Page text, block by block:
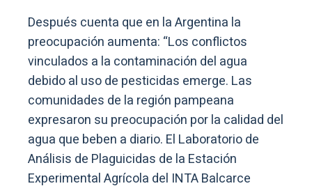
Después cuenta que en la Argentina la
preocupación aumenta: “Los conflictos
vinculados a la contaminación del agua
debido al uso de pesticidas emerge. Las
comunidades de la región pampeana
expresaron su preocupación por la calidad del
agua que beben a diario. El Laboratorio de
Análisis de Plaguicidas de la Estación
Experimental Agrícola del INTA Balcarce